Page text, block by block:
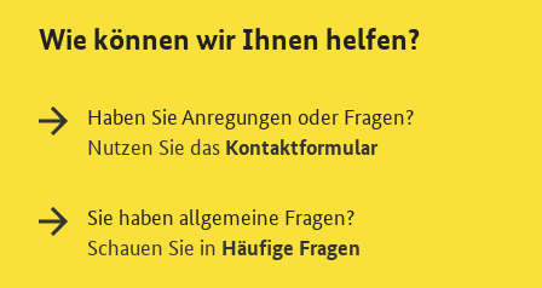
Wie können wir Ihnen helfen?
Haben Sie Anregungen oder Fragen?
Nutzen Sie das Kontaktformular
Sie haben allgemeine Fragen?
Schauen Sie in Häufige Fragen